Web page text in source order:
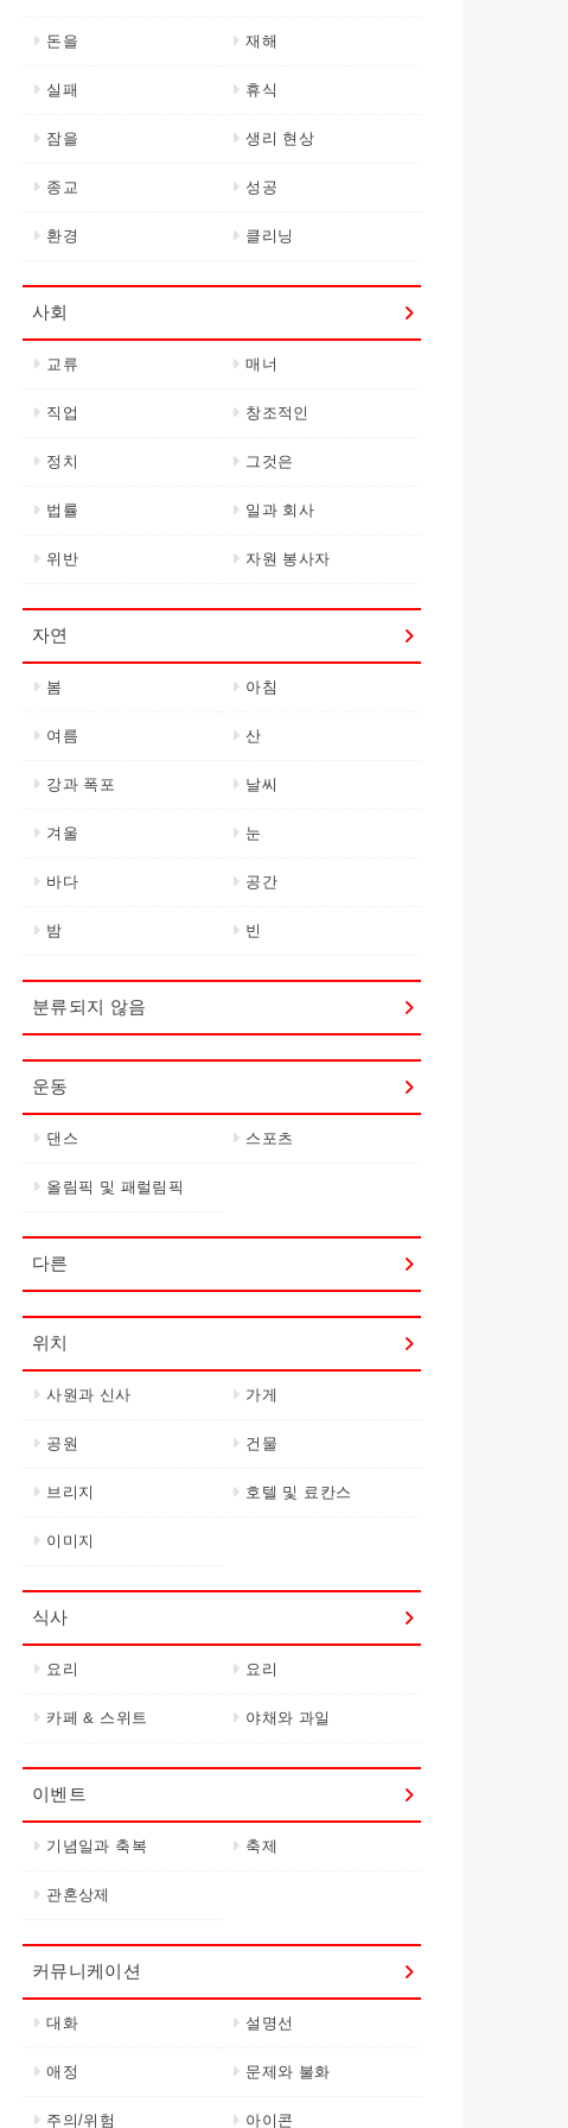
돈을 재해
실패 휴식
잠을 생리 현상
종교 성공
환경 클리닝
사회
교류 매너
직업 창조적인
정치 그것은
법률 일과 회사
위반 자원 봉사자
자연
봄 아침
여름 산
강과 폭포 날씨
겨울 눈
바다 공간
밤 빈
분류되지 않음
운동
댄스 스포츠
올림픽 및 패럴림픽
다른
위치
사원과 신사 가게
공원 건물
브리지 호텔 및 료칸스
이미지
식사
요리 요리
카페 & 스위트 야채와 과일
이벤트
기념일과 축복 축제
관혼상제
커뮤니케이션
대화 설명선
애정 문제와 불화
주의/위험 아이콘